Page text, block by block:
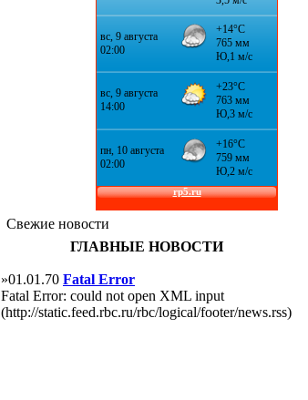
Свежие новости
ГЛАВНЫЕ НОВОСТИ
»01.01.70 Fatal Error
Fatal Error: could not open XML input
(http://static.feed.rbc.ru/rbc/logical/footer/news.rss)